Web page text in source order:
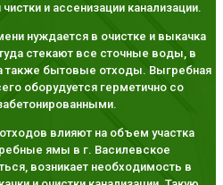
и ассенизации канализации.
нуждается в очистке и выкачка
стекают все сточные воды, в
также бытовые отходы. Выгребная
оборудуется герметично со
влияют на объем участка
ямы в г. Василевское
возникает необходимость в